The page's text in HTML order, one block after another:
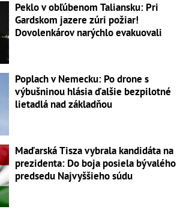
Peklo v obľúbenom Taliansku: Pri
Gardskom jazere zúri požiar!
Dovolenkárov narýchlo evakuovali
Poplach v Nemecku: Po drone s
výbušninou hlásia ďalšie bezpilotné
lietadlá nad základňou
Maďarská Tisza vybrala kandidáta na
prezidenta: Do boja posiela bývalého
predsedu Najvyššieho súdu